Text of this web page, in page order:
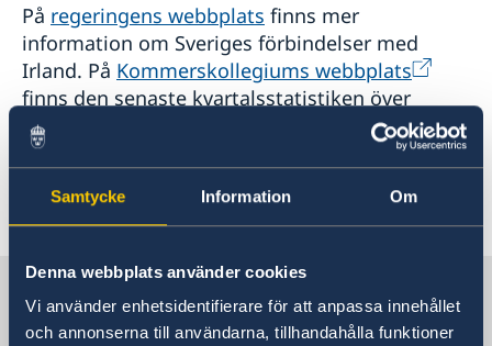
Samtycke Information Om
Denna webbplats använder cookies
Vi använder enhetsidentifierare för att anpassa innehållet
och annonserna till användarna, tillhandahålla funktioner
Team Sweden
Så kan du få stöd
Svenska företag i Irland
Anmäl handelshinder
Nyheter
Nationaldagsfirande på ambassaden 8/6
Kalendarium
Lediga tjänster
På regeringens webbplats finns mer
information om Sveriges förbindelser med
Irland. På Kommerskollegiums webbplats
finns den senaste kvartalsstatistiken över
Sveriges utrikeshandel samt information om
EU:s inre marknad och handelspolitik.
Senast uppdaterad 03 jan. 2019, 12.28
Sverige i Irland